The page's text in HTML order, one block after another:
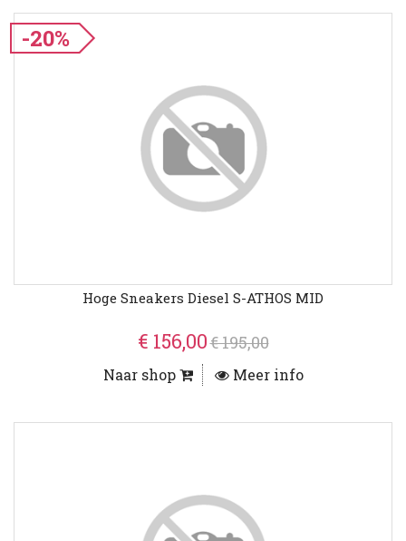
-20%
Hoge Sneakers Diesel S-ATHOS MID
€ 156,00€ 195,00
Naar shop Meer info